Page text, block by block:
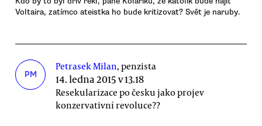
Voltaira, zatímco ateistka ho bude kritizovat? Svět je naruby.
PM
Petrasek Milan, penzista
14. ledna 2015 v 13.18
Resekularizace po česku jako projev
konzervativní revoluce??